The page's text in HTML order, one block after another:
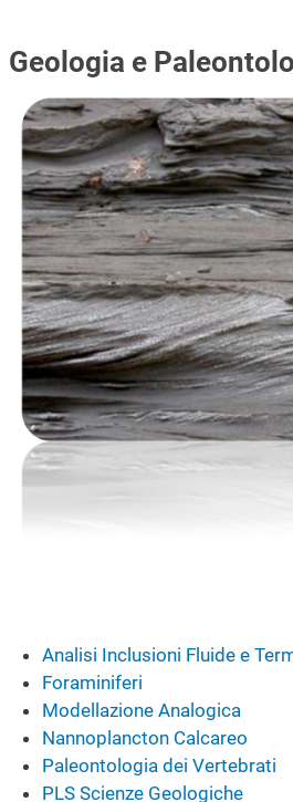
Geologia e
Immagine
Analisi Inclusioni Fluide e
Foraminiferi
Modellazione Analogica
Nannoplancton Calcareo
Paleontologia dei Vertebrati
PLS Scienze Geologiche